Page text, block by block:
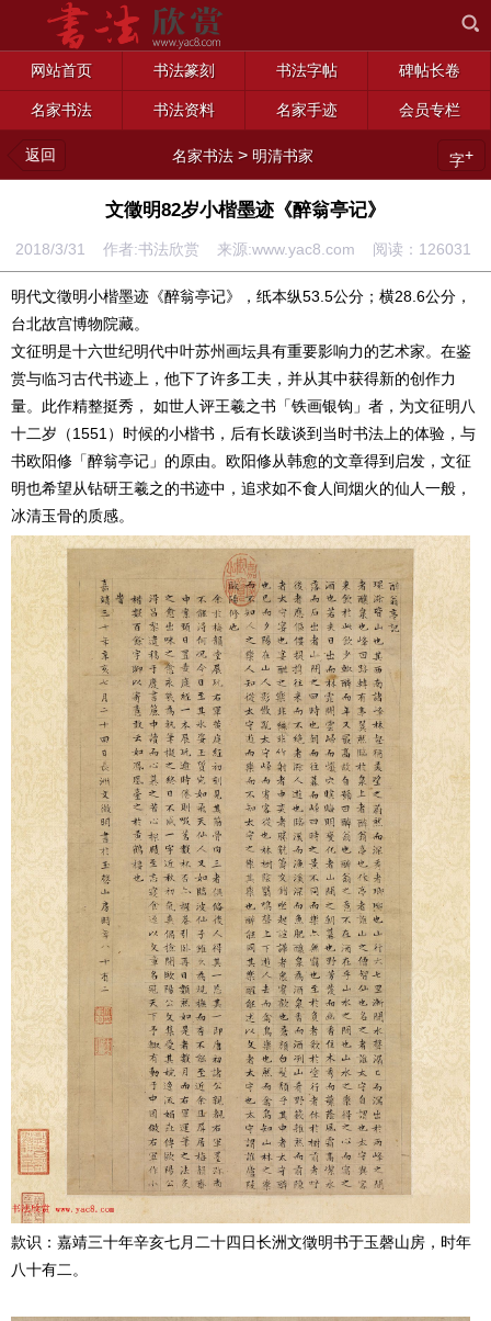
网站首页 书法篆刻 书法字帖 碑帖长卷
名家书法 书法资料 名家手迹 会员专栏
返回 名家书法 > 明清书家 字+
文徵明82岁小楷墨迹《醉翁亭记》
2018/3/31 作者:书法欣赏 来源:www.yac8.com 阅读： 126031
明代文徵明小楷墨迹《醉翁亭记》，纸本纵53.5公分；横28.6公分，
台北故宫博物院藏。
文征明是十六世纪明代中叶苏州画坛具有重要影响力的艺术家。在鉴
赏与临习古代书迹上，他下了许多工夫，并从其中获得新的创作力
量。此作精整挺秀， 如世人评王羲之书「铁画银钩」者，为文征明八
十二岁（1551）时候的小楷书，后有长跋谈到当时书法上的体验，与
书欧阳修「醉翁亭记」的原由。欧阳修从韩愈的文章得到启发，文征
明也希望从钻研王羲之的书迹中，追求如不食人间烟火的仙人一般，
冰清玉骨的质感。
款识：嘉靖三十年辛亥七月二十四日长洲文徵明书于玉磬山房，时年
八十有二。